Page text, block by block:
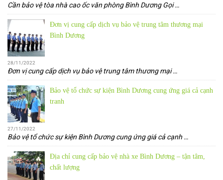
Cần bảo vệ tòa nhà cao ốc văn phòng Bình Dương Gọi…
Đơn vị cung cấp dịch vụ bảo vệ trung tâm thương mại
Bình Dương
28/11/2022
Đơn vị cung cấp dịch vụ bảo vệ trung tâm thương mại…
Bảo vệ tổ chức sự kiện Bình Dương cung ứng giá cả cạnh
tranh
27/11/2022
Bảo vệ tổ chức sự kiện Bình Dương cung ứng giá cả cạnh …
Địa chỉ cung cấp bảo vệ nhà xe Bình Dương – tận tâm,
chất lượng